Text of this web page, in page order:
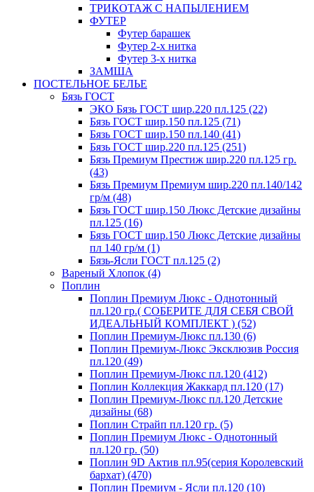
ТРИКОТАЖ С НАПЫЛЕНИЕМ
ФУТЕР
Футер барашек
Футер 2-х нитка
Футер 3-х нитка
ЗАМША
ПОСТЕЛЬНОЕ БЕЛЬЕ
Бязь ГОСТ
ЭКО Бязь ГОСТ шир.220 пл.125 (22)
Бязь ГОСТ шир.150 пл.125 (71)
Бязь ГОСТ шир.150 пл.140 (41)
Бязь ГОСТ шир.220 пл.125 (251)
Бязь Премиум Престиж шир.220 пл.125 гр.
(43)
Бязь Премиум Премиум шир.220 пл.140/142
гр/м (48)
Бязь ГОСТ шир.150 Люкс Детские дизайны
пл.125 (16)
Бязь ГОСТ шир.150 Люкс Детские дизайны
пл 140 гр/м (1)
Бязь-Ясли ГОСТ пл.125 (2)
Вареный Хлопок (4)
Поплин
Поплин Премиум Люкс - Однотонный
пл.120 гр.( СОБЕРИТЕ ДЛЯ СЕБЯ СВОЙ
ИДЕАЛЬНЫЙ КОМПЛЕКТ ) (52)
Поплин Премиум-Люкс пл.130 (6)
Поплин Премиум-Люкс Эксклюзив Россия
пл.120 (49)
Поплин Премиум-Люкс пл.120 (412)
Поплин Коллекция Жаккард пл.120 (17)
Поплин Премиум-Люкс пл.120 Детские
дизайны (68)
Поплин Страйп пл.120 гр. (5)
Поплин Премиум Люкс - Однотонный
пл.120 гр. (50)
Поплин 9D Актив пл.95(серия Королевский
бархат) (470)
Поплин Премиум - Ясли пл.120 (10)